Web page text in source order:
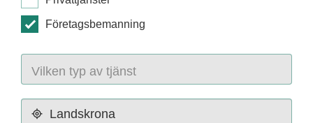
Företagsbemanning